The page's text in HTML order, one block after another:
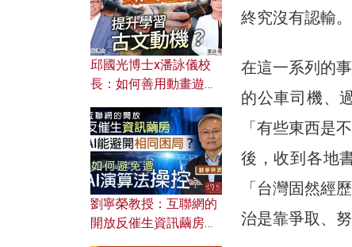
終究沒有認輸。
在這一系列的
的公車司機、
「有些東西是
後，收到各地
「台灣固然經
治是靠爭取、
邱國光博士x潘詠儀校
長：如何善用動畫遊戲
劉寧榮教授：互聯網的
開放反催生資訊繭房，